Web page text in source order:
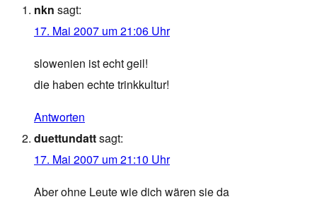
nkn sagt:
17. Mai 2007 um 21:06 Uhr
slowenien ist echt geil!
die haben echte trinkkultur!
Antworten
duettundattsagt:
17. Mai 2007 um 21:10 Uhr
Aber ohne Leute wie dich wären sie da